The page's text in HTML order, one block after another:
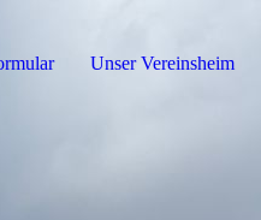
Unser Vereinsheim